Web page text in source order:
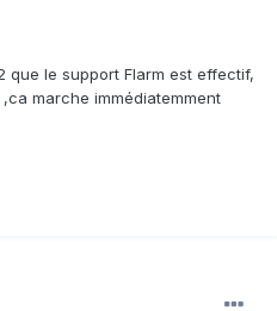
que le support Flarm est effectif,
marche immédiatemment